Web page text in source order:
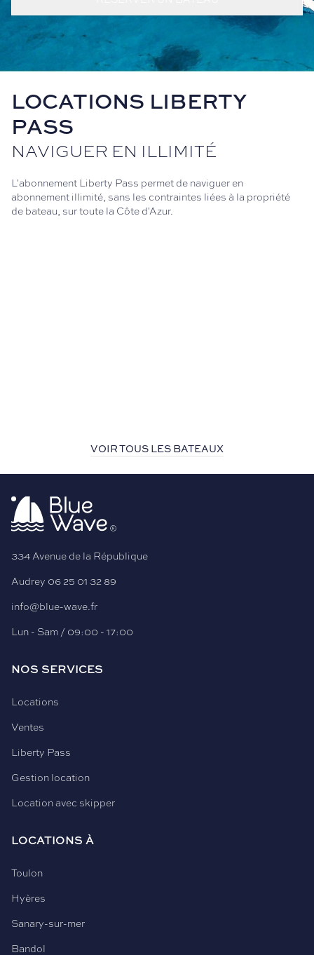
LOCATIONS LIBERTY
PASS
NAVIGUER EN ILLIMITÉ
L'abonnement Liberty Pass permet de naviguer en
abonnement illimité, sans les contraintes liées à la propriété
de bateau, sur toute la Côte d'Azur.
VOIR TOUS LES BATEAUX
334 Avenue de la République
Audrey 06 25 01 32 89
info@blue-wave.fr
Lun - Sam / 09:00 - 17:00
NOS SERVICES
Locations
Ventes
Liberty Pass
Gestion location
Location avec skipper
LOCATIONS À
Toulon
Hyères
Sanary-sur-mer
Bandol